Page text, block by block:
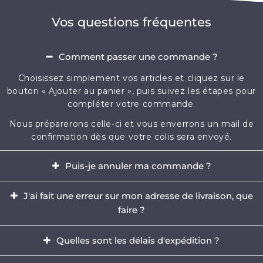
Vos questions fréquentes
Comment passer une commande ?
Choisissez simplement vos articles et cliquez sur le
bouton « Ajouter au panier », puis suivez les étapes pour
compléter votre commande.
Nous préparerons celle-ci et vous enverrons un mail de
confirmation dès que votre colis sera envoyé.
Puis-je annuler ma commande ?
l'heure qui suit votre achat.
J'ai fait une erreur sur mon adresse de livraison, que
faire ?
heures qui suit votre achat. Si l'adresse indiquée pour la
livraison comporte une erreur, contactez-nous
Quelles sont les délais d'expédition ?